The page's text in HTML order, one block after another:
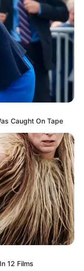
Caught On Tape
12 Films